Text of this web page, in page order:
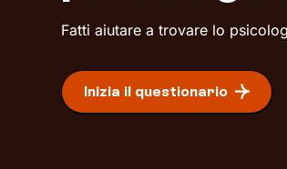
Fatti aiutare a trovare lo
Inizia il questionario